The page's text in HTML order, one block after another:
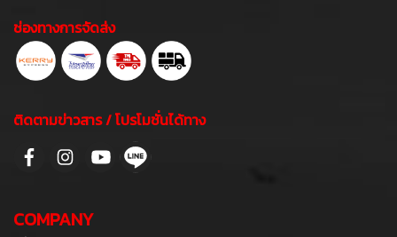
ช่องทางการจัดส่ง
ติดตามข่าวสาร / โปรโมชั่นได้ทาง
COMPANY